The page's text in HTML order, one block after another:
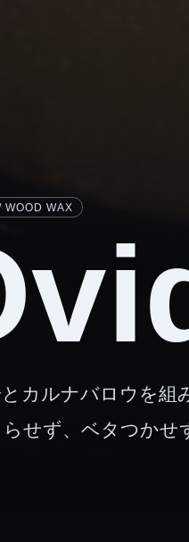
WOOD WAX
カルナバロウを組
せず、ベタつかせ